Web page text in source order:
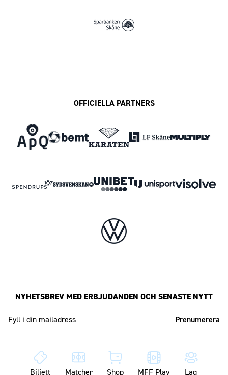
OFFICIELLA PARTNERS
NYHETSBREV MED ERBJUDANDEN OCH SENASTE NYTT
Biljett Matcher Shop MFF Play Lag